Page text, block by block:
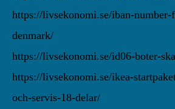
https://livsekonomi.se/iban-number-
denmark/
https://livsekonomi.se/id06-boter-
https://livsekonomi.se/ikea-
och-servis-18-delar/